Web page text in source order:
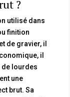
?
utilisé dans
finition
de gravier, il
il
de lourdes
une
brut. Sa